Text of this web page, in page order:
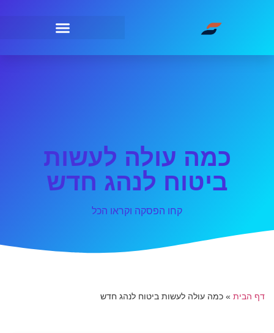
כמה עולה לעשות
ביטוח לנהג חדש
קחו הפסקה וקראו הכל
דף הבית » כמה עולה לעשות ביטוח לנהג חדש